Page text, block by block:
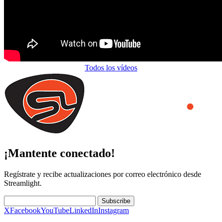
Todos los vídeos
¡Mantente conectado!
Regístrate y recibe actualizaciones por correo electrónico desde
Streamlight.
Subscribe
XFacebookYouTubeLinkedInInstagram